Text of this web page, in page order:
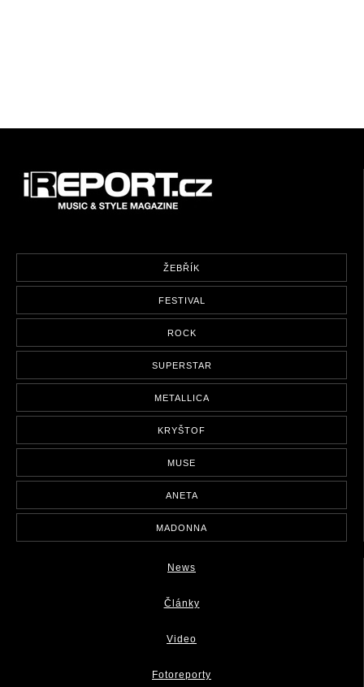
ŽEBŘÍK
FESTIVAL
ROCK
SUPERSTAR
METALLICA
KRYŠTOF
MUSE
ANETA
MADONNA
News
Články
Video
Fotoreporty